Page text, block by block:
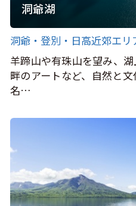
洞爺湖
洞爺・登別・日高近郊エリ
羊蹄山や有珠山を望み、
畔のアートなど、自然と
名…